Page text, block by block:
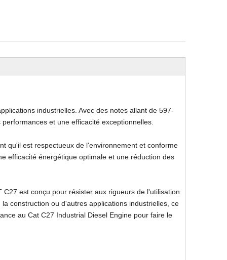
industrielles. Avec des notes allant de 597-
et une efficacité exceptionnelles.
qu'il est respectueux de l'environnement et conforme
efficacité énergétique optimale et une réduction des
est conçu pour résister aux rigueurs de l'utilisation
construction ou d'autres applications industrielles, ce
au Cat C27 Industrial Diesel Engine pour faire le